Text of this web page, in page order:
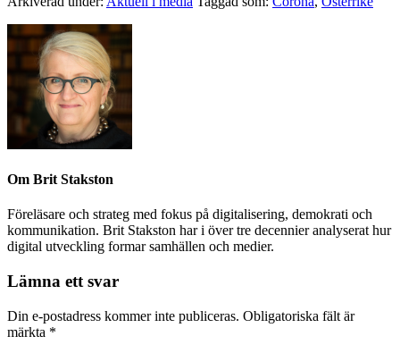
Om Brit Stakston
Föreläsare och strateg med fokus på digitalisering, demokrati och
kommunikation. Brit Stakston har i över tre decennier analyserat hur
digital utveckling formar samhällen och medier.
Lämna ett svar
Din e-postadress kommer inte publiceras. Obligatoriska fält är
märkta *